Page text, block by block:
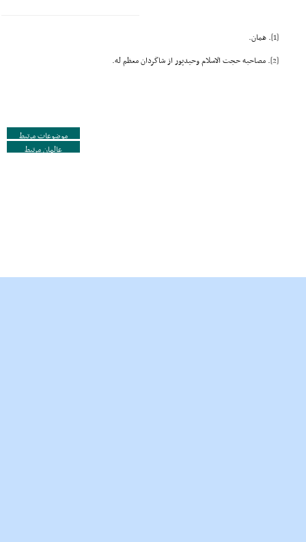
[1] . همان.
[2] . مصاحبه حجت الاسلام وحیدپور از شاگردان معظم له.
موضوعات مرتبط
عالمان مرتبط